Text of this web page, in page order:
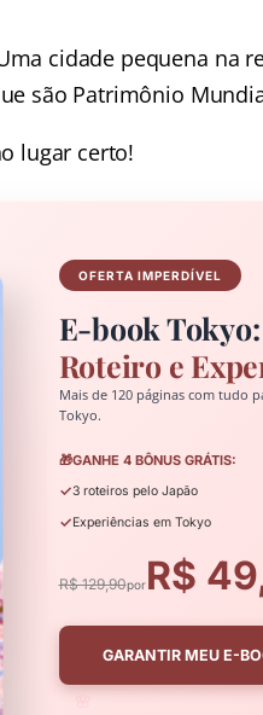
cidade pequena na
são Patrimônio
lugar certo!
🌸
OFERTA IMPERDÍVEL
E-book Tokyo:
Roteiro e
Mais de 120 páginas com tudo
Tokyo.
🎁GANHE 4 BÔNUS GRÁTIS:
✓3 roteiros pelo Japão
✓Experiências em Tokyo
R$ 129,90porR$
GARANTIR MEU E-